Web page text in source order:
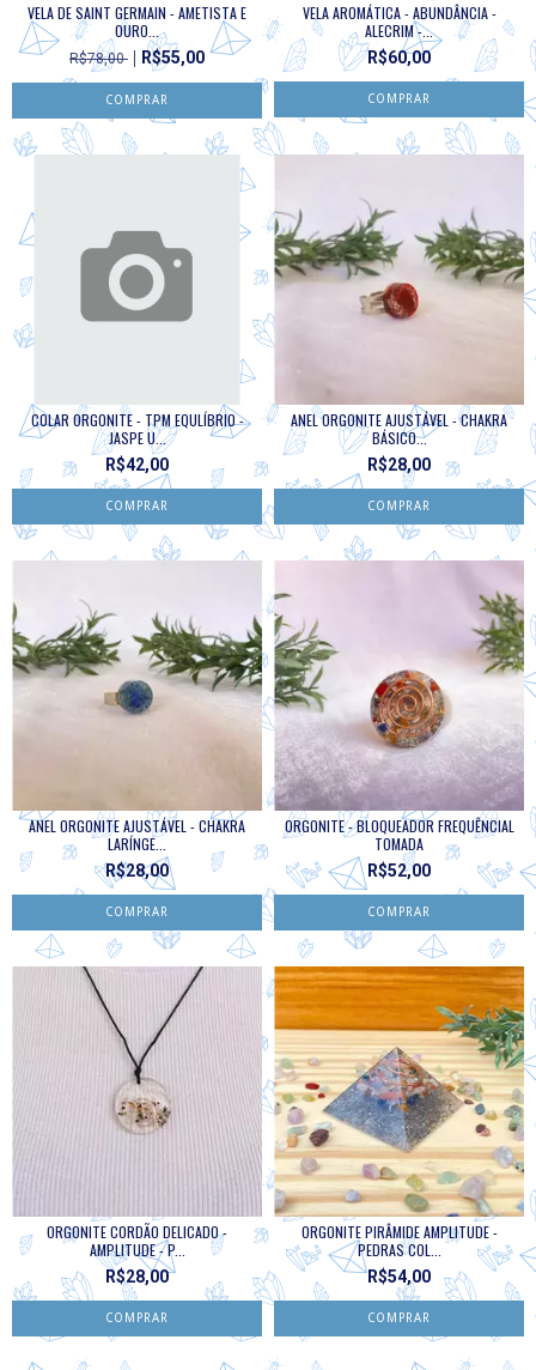
VELA DE SAINT GERMAIN - AMETISTA E
OURO...
R$78,00 R$55,00
VELA AROMÁTICA - ABUNDÂNCIA -
ALECRIM -...
R$60,00
COLAR ORGONITE - TPM EQULÍBRIO -
JASPE U...
R$42,00
ANEL ORGONITE AJUSTÁVEL - CHAKRA
BÁSICO...
R$28,00
ANEL ORGONITE AJUSTÁVEL - CHAKRA
LARÍNGE...
R$28,00
ORGONITE - BLOQUEADOR FREQUÊNCIAL
TOMADA
R$52,00
ORGONITE CORDÃO DELICADO -
AMPLITUDE - P...
R$28,00
ORGONITE PIRÂMIDE AMPLITUDE -
PEDRAS COL...
R$54,00